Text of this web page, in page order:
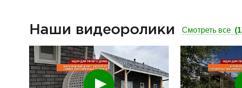
Наши видеоролики Смотреть все
Смотреть